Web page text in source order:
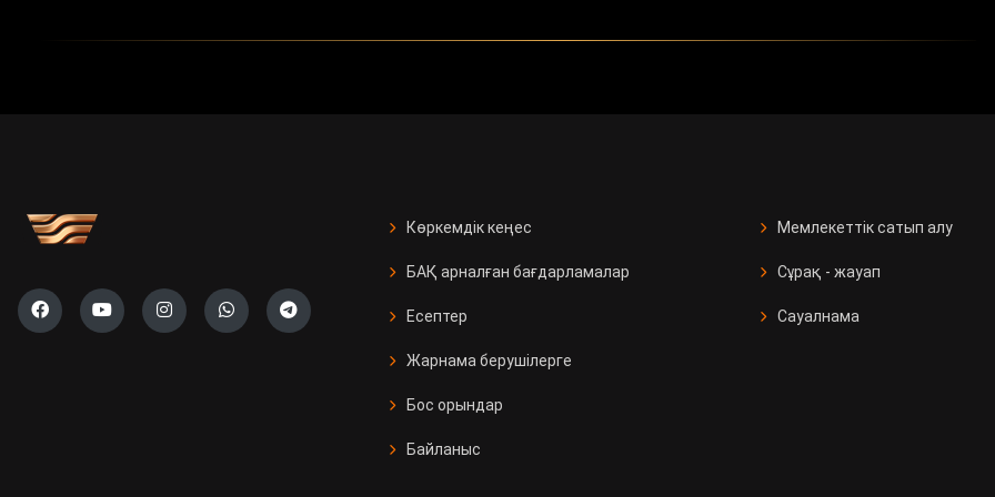
Көркемдік кеңес
БАҚ арналған бағдарламалар
Есептер
Жарнама берушілерге
Бос орындар
Байланыс
Мемлекеттік сатып алу
Сұрақ - жауап
Сауалнама